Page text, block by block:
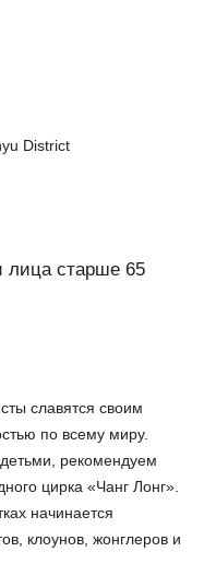
District
лица старше 65
славятся своим
по всему миру.
рекомендуем
цирка «Чанг Лонг».
начинается
клоунов, жонглеров и